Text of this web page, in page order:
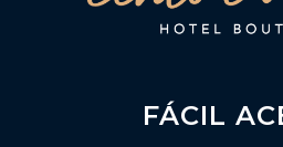
FÁCIL